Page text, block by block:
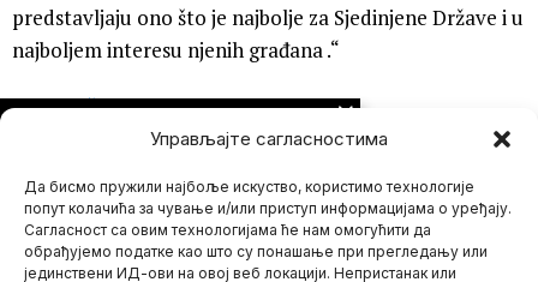
Управљајте сагласностима
Да бисмо пружили најбоље искуство, користимо технологије
попут колачића за чување и/или приступ информацијама о уређају.
Сагласност са овим технологијама ће нам омогућити да
обрађујемо податке као што су понашање при прегледању или
јединствени ИД-ови на овој веб локацији. Непристанак или
predstavljaju ono što je najbolje za Sjedinjene Države i u
najboljem interesu njenih građana .“
NultaTačka/FoxNews
Nulta Tačka
NE PROPUSTITE
Ovo se krije!
oktobra otkrivaju da
je izraelska vojska
gađala sopstvene
građane pa čak i
svoje vojne baze